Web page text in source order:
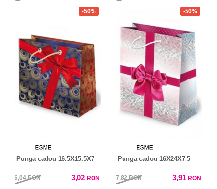
-50%
Punga cadou 16.5X15.5X7
6,04RON 3,02 RON
-50%
Punga cadou 16X24X7.5
7,82RON 3,91 RON